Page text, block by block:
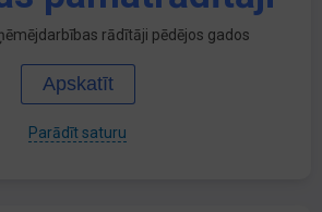
rādītāji pēdējos gados
Apskatīt
Parādīt saturu